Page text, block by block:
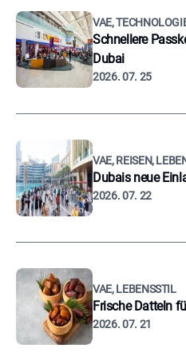
VAE,
Schnellere
Dubai
2026. 07. 25
VAE, REISEN,
Dubais neue
2026. 07. 22
VAE, LEBENSSTIL
Frische Datteln
2026. 07. 21